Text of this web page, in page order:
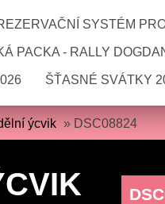
SYSTÉM
PACKA - RALLY
ŠŤASNÉ SVÁTKY
ýcvik » DSC08824